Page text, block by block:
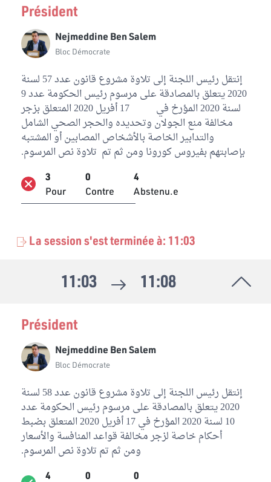
إنتقل رئيس اللجنة إلى تلاوة مشروع قانون عدد 57 لسنة
2020 يتعلق بالمصادقة على مرسوم رئيس الحكومة عدد 9
لسنة 2020 المؤرخ في 17 أفريل 2020 المتعلق بزجر
مخالفة منع الجولان وتحديده والحجر الصحي الشامل
والتدابير الخاصة بالأشخاص المصابين أو المشتبه
بإصابتهم بفيروس كورونا ومن ثم تم تلاوة نص المرسوم.
3
Pour
0
Contre
4
Abstenu.e
Président
Nejmeddine Ben Salem
Bloc Démocrate
La session s'est terminée à: 11:03
11:03 11:08
إنتقل رئيس اللجنة إلى تلاوة مشروع قانون عدد 58 لسنة
2020 يتعلق بالمصادقة على مرسوم رئيس الحكومة عدد
10 لسنة 2020 المؤرخ في 17 أفريل 2020 المتعلق بضبط
أحكام خاصة لزجر مخالفة قواعد المنافسة والأسعار
ومن ثم تم تلاوة نص المرسوم.
4
0
0
Président
Nejmeddine Ben Salem
Bloc Démocrate